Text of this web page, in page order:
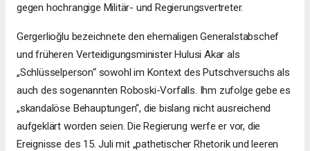
gegen hochrangige Militär- und Regierungsvertreter.
Gergerlioğlu bezeichnete den ehemaligen Generalstabschef
und früheren Verteidigungsminister Hulusi Akar als
„Schlüsselperson“ sowohl im Kontext des Putschversuchs als
auch des sogenannten Roboski-Vorfalls. Ihm zufolge gebe es
„skandalöse Behauptungen“, die bislang nicht ausreichend
aufgeklärt worden seien. Die Regierung werfe er vor, die
Ereignisse des 15. Juli mit „pathetischer Rhetorik und leeren